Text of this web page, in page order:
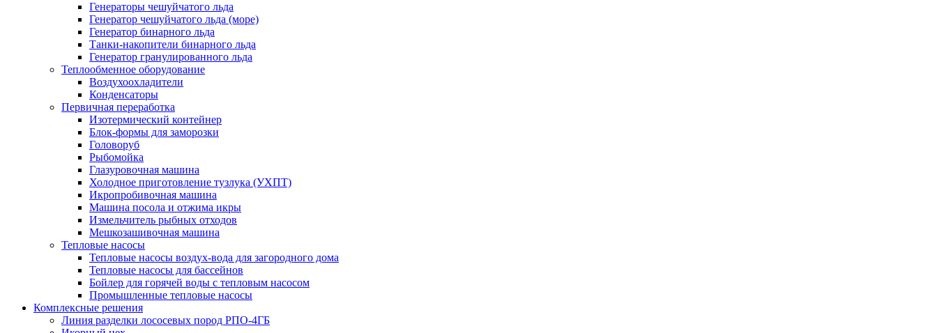
Генераторы чешуйчатого льда
Генератор чешуйчатого льда (море)
Генератор бинарного льда
Танки-накопители бинарного льда
Генератор гранулированного льда
Теплообменное оборудование
Воздухоохладители
Конденсаторы
Первичная переработка
Изотермический контейнер
Блок-формы для заморозки
Головоруб
Рыбомойка
Глазуровочная машина
Холодное приготовление тузлука (УХПТ)
Икропробивочная машина
Машина посола и отжима икры
Измельчитель рыбных отходов
Мешкозашивочная машина
Тепловые насосы
Тепловые насосы воздух-вода для загородного дома
Тепловые насосы для бассейнов
Бойлер для горячей воды с тепловым насосом
Промышленные тепловые насосы
Комплексные решения
Линия разделки лососевых пород РПО-4ГБ